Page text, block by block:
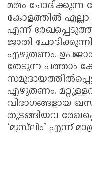
മതം ചോദിക്കുന്ന
കോളത്തിൽ എല്ലാ
എന്ന്
ജാതി
എഴുതണം.
തേടുന്ന പത്താം
എഴുതണം.
വിഭാഗങ്ങളായ
തുടങ്ങിയവ
‘മുസ്‌ലിം’ എന്ന്